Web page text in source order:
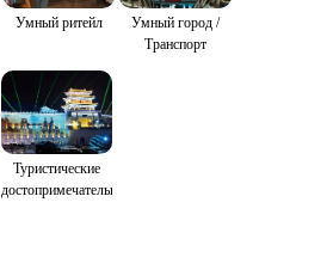
Умный ритейл
Умный город /
Транспорт
Туристические
достопримечательности